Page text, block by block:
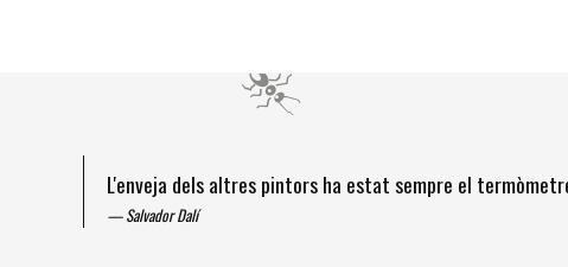
L'enveja dels altres pintors ha estat sempre el
Salvador Dalí